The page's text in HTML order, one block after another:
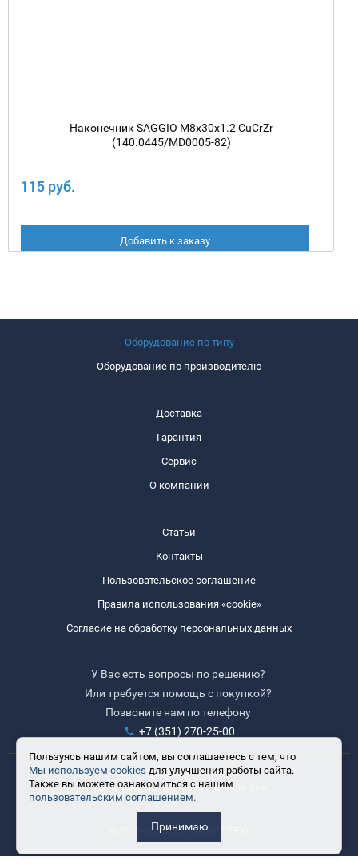
Наконечник SAGGIO M8х30х1.2 CuCrZr
(140.0445/MD0005-82)
115 руб.
Добавить к заказу
Оборудование по типу
Оборудование по производителю
Доставка
Гарантия
Сервис
О компании
Статьи
Контакты
Пользовательское соглашение
Правила использования «cookie»
Согласие на обработку персональных данных
У Вас есть вопросы по решению?
Или требуется помощь с покупкой?
Позвоните нам по телефону
+7 (351) 270-25-00
Время работы: 8:30-17:30
Выходные: сб, вс, праздничные дни
© 2017-2025 ООО «ВЭЛДТЕХ»
Пользуясь нашим сайтом, вы соглашаетесь с тем, что
Мы используем cookies для улучшения работы сайта.
Также вы можете ознакомиться с нашим
пользовательским соглашением.
Принимаю